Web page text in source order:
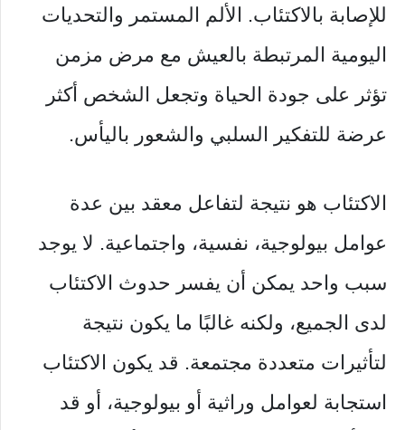
للإصابة بالاكتئاب. الألم المستمر والتحديات
اليومية المرتبطة بالعيش مع مرض مزمن
تؤثر على جودة الحياة وتجعل الشخص أكثر
عرضة للتفكير السلبي والشعور باليأس.
الاكتئاب هو نتيجة لتفاعل معقد بين عدة
عوامل بيولوجية، نفسية، واجتماعية. لا يوجد
سبب واحد يمكن أن يفسر حدوث الاكتئاب
لدى الجميع، ولكنه غالبًا ما يكون نتيجة
لتأثيرات متعددة مجتمعة. قد يكون الاكتئاب
استجابة لعوامل وراثية أو بيولوجية، أو قد